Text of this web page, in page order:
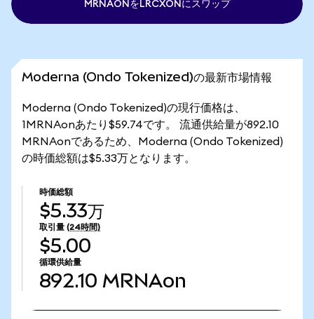
MRNAONをLRCXONにスワップ
Moderna (Ondo Tokenized)の最新市場情報
Moderna (Ondo Tokenized)の現行価格は、
1MRNAonあたり$59.74です。 流通供給量が892.10
MRNAonであるため、Moderna (Ondo Tokenized)
の時価総額は$5.33万となります。
時価総額
$5.33万
取引量 (24時間)
$5.00
循環供給量
892.10 MRNAon